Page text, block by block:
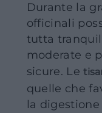
Durante la
officinali
tutta
moderate e
sicure. Le
quelle che
la